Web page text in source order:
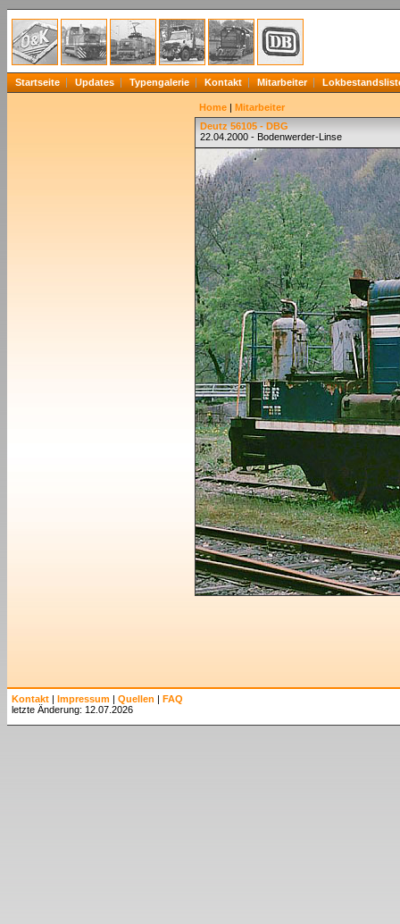
Startseite Updates Typengalerie Kontakt Mitarbeiter
Home | Mitarbeiter
Deutz 56105 - DBG
22.04.2000 - Bodenwerder-Linse
Kontakt | Impressum | Quellen | FAQ
letzte Änderung: 12.07.2026